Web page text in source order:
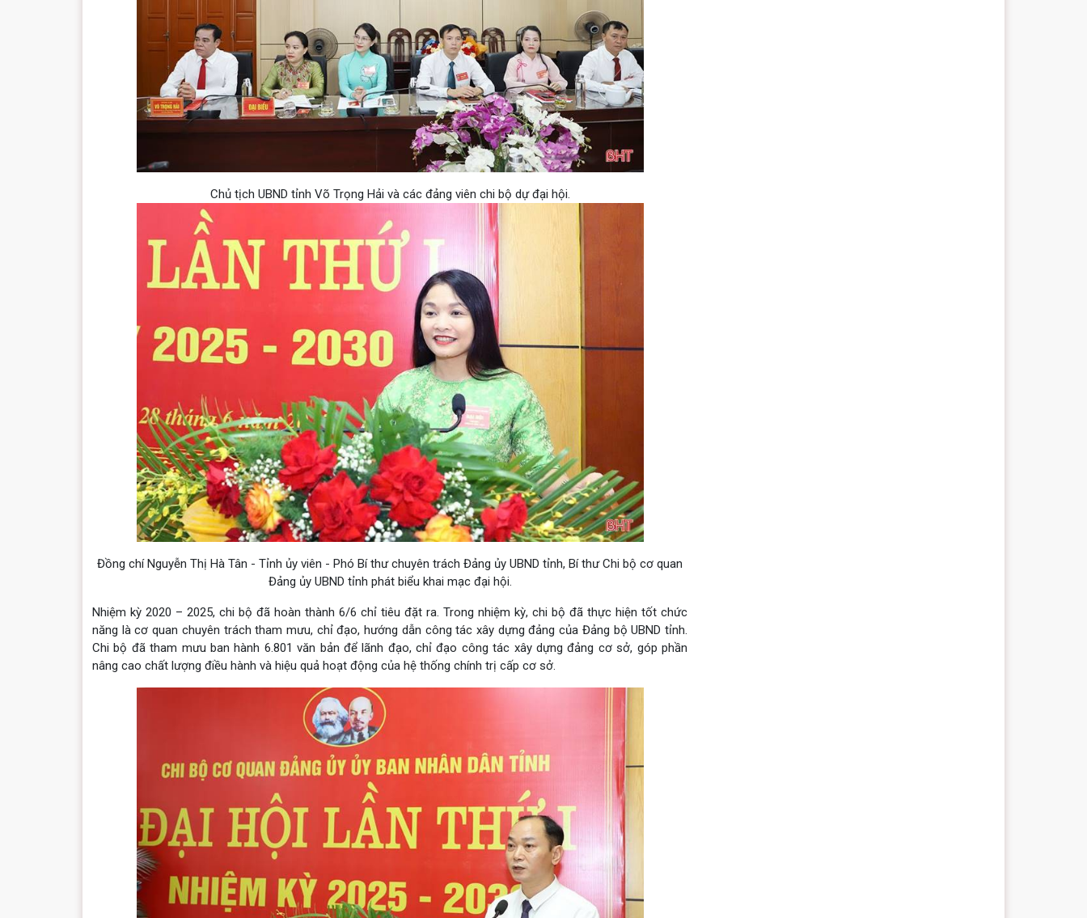
Chủ tịch UBND tỉnh Võ Trọng Hải và các đảng viên chi bộ dự đại hội.
Đồng chí Nguyễn Thị Hà Tân - Tỉnh ủy viên - Phó Bí thư chuyên trách Đảng ủy UBND tỉnh, Bí thư Chi bộ cơ quan
Đảng ủy UBND tỉnh phát biểu khai mạc đại hội.
Nhiệm kỳ 2020 – 2025, chi bộ đã hoàn thành 6/6 chỉ tiêu đặt ra. Trong nhiệm kỳ, chi bộ đã thực hiện tốt chức
năng là cơ quan chuyên trách tham mưu, chỉ đạo, hướng dẫn công tác xây dựng đảng của Đảng bộ UBND tỉnh.
Chi bộ đã tham mưu ban hành 6.801 văn bản để lãnh đạo, chỉ đạo công tác xây dựng đảng cơ sở, góp phần
nâng cao chất lượng điều hành và hiệu quả hoạt động của hệ thống chính trị cấp cơ sở.